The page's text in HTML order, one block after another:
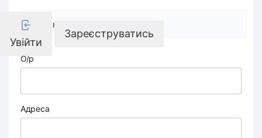
Увійти
Зареєструватись
Реквізити компанії
О/р
Адреса